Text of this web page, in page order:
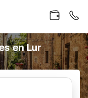
en Lur